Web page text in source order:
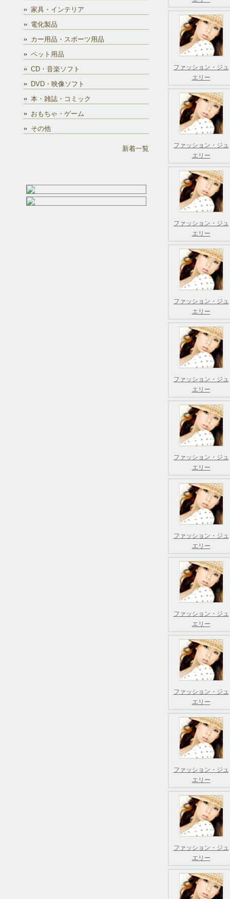
ファッション・ジュ
エリー
ファッション・ジュ
エリー
ファッション・ジュ
エリー
ファッション・ジュ
エリー
ファッション・ジュ
エリー
ファッション・ジュ
エリー
ファッション・ジュ
エリー
ファッション・ジュ
エリー
ファッション・ジュ
エリー
ファッション・ジュ
エリー
ファッション・ジュ
エリー
家具・インテリア
電化製品
カー用品・スポーツ用品
ペット用品
CD・音楽ソフト
DVD・映像ソフト
本・雑誌・コミック
おもちゃ・ゲーム
その他
新着一覧